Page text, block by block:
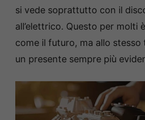
si vede soprattutto con il
all’elettrico. Questo per molti
come il futuro, ma allo stesso
un presente sempre più